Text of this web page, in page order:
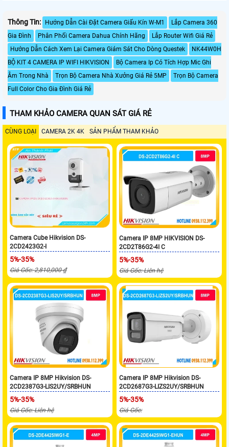
Thông Tin: Hướng Dẫn Cài Đặt Camera Giấu Kín W-M1
Lắp Camera 360
Gia Đình
Phân Phối Camera Dahua Chính Hãng
Lắp Router Wifi Giá Rẻ
Hướng Dẫn Cách Xem Lại Camera Giám Sát Cho Dòng Questek
NK44W0H
BỘ KIT 4 CAMERA IP WIFI HIKVISION
Bộ Camera Ip Có Tích Hợp Mic Ghi
Âm Trong Nhà
Trọn Bộ Camera Nhà Xưởng Giá Rẻ 5MP
Trọn Bộ Camera
Full Color Cho Gia Đình Giá Rẻ
THAM KHẢO CAMERA QUAN SÁT GIÁ RẺ
CÙNG LOẠI CAMERA 2K 4K SẢN PHẨM THAM KHẢO
Camera Cube Hikvision DS-
2CD2423G2-I
5%-35%
Giá Gốc: 2,810,000 ₫
Camera IP 8MP HIKVISION DS-
2CD2T86G2-4I C
5%-35%
Giá Gốc: Liên hệ
Camera IP 8MP Hikvision DS-
2CD2387G3-LIS2UY/SRBHUN
5%-35%
Giá Gốc: Liên hệ
Camera IP 8MP Hikvision DS-
2CD2687G3-LIZS2UY/SRBHUN
5%-35%
Giá Gốc: